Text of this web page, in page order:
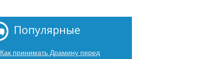
Популярные
Как принимать Драмину перед